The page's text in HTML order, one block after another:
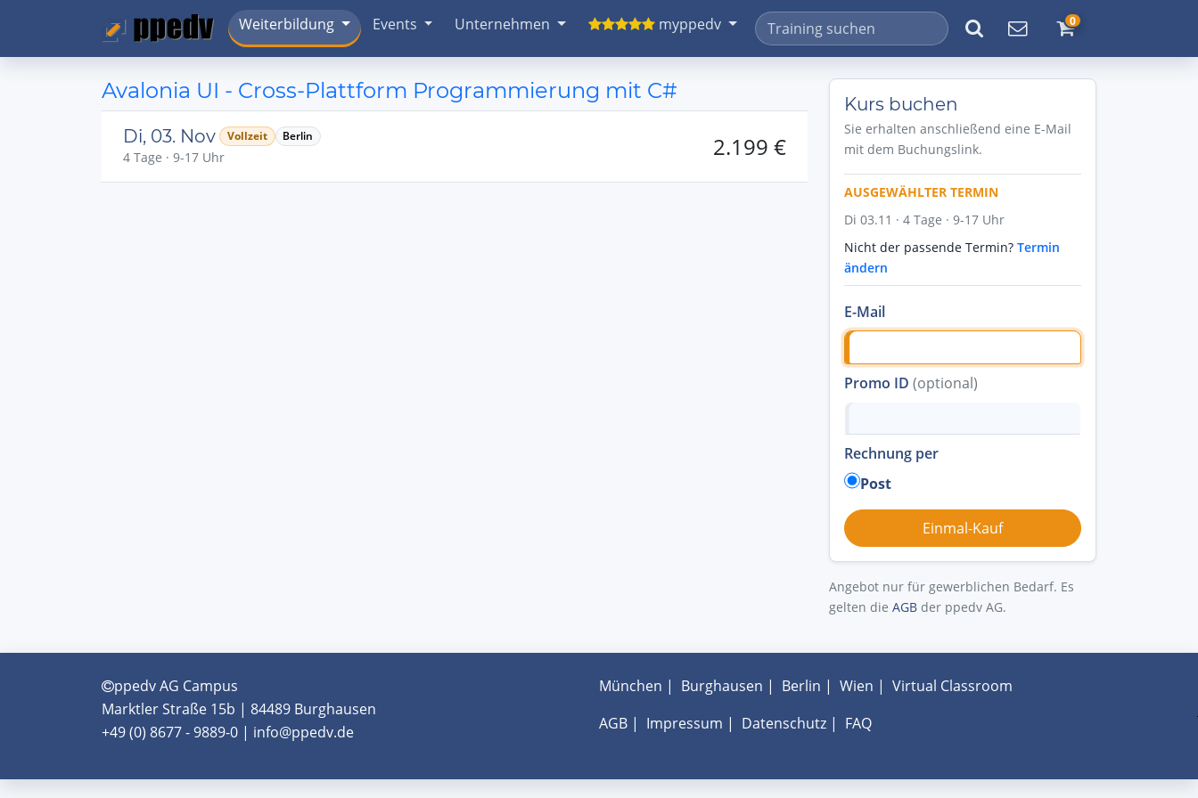
Weiterbildung Events Unternehmen myppedv 0
Avalonia UI - Cross-Plattform Programmierung mit C#
Di, 03. Nov Vollzeit Berlin
4 Tage · 9-17 Uhr 2.199 €
Kurs buchen
Sie erhalten anschließend eine E-Mail
mit dem Buchungslink.
AUSGEWÄHLTER TERMIN
Di 03.11 · 4 Tage · 9-17 Uhr
Nicht der passende Termin? Termin
ändern
E-Mail
Promo ID (optional)
Rechnung per
Post
Angebot nur für gewerblichen Bedarf. Es
gelten die AGB der ppedv AG.
ppedv AG Campus
Marktler Straße 15b | 84489 Burghausen
+49 (0) 8677 - 9889-0 | info@ppedv.de
München | Burghausen | Berlin | Wien | Virtual Classroom
AGB| Impressum | Datenschutz| FAQ